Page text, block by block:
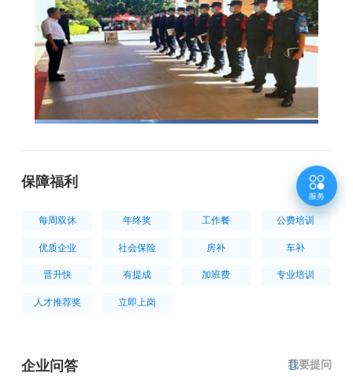
保障福利
每周双休 年终奖 工作餐 公费培训
优质企业 社会保险 房补 车补
晋升快 有提成 加班费 专业培训
人才推荐奖 立即上岗
企业问答 我要提问